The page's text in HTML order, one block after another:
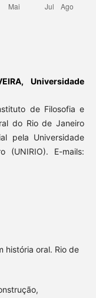
Universidade
de Filosofia e
do Rio de Janeiro
pela Universidade
(UNIRIO). E-mails:
história oral. Rio de